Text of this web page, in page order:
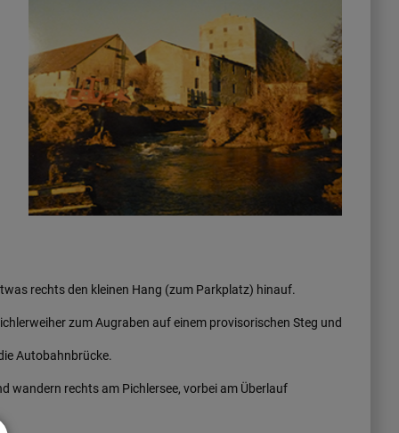
rechts den kleinen Hang (zum Parkplatz) hinauf.
zum Augraben auf einem provisorischen Steg und
Autobahnbrücke.
wandern rechts am Pichlersee, vorbei am Überlauf